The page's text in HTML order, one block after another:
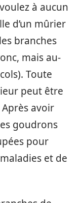
à aucun
d’un mûrier
branches
mais au-
Toute
peut être
avoir
goudrons
pour
et de